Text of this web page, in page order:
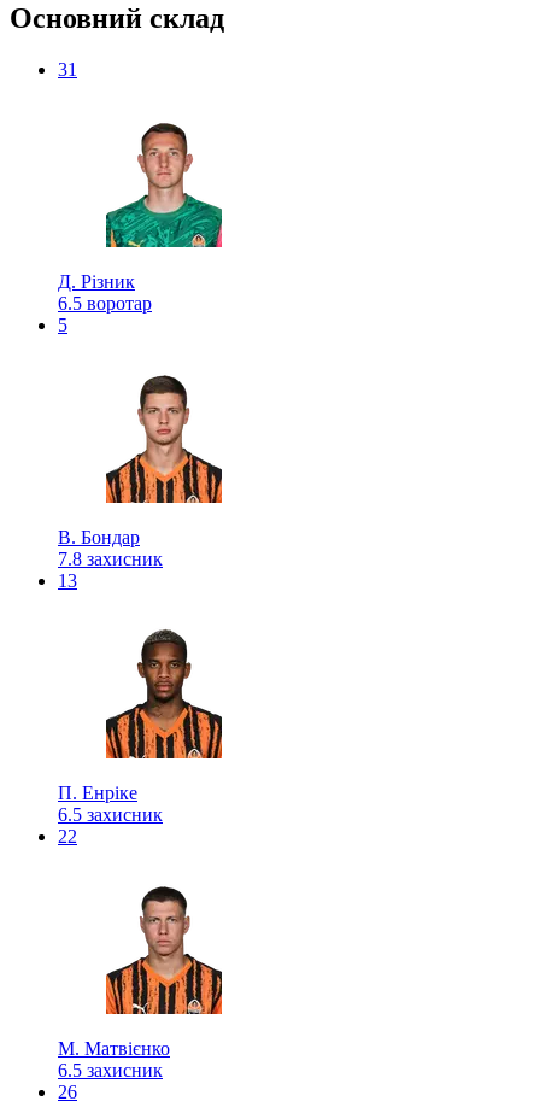
Основний склад
31
Д. Різник
6.5 воротар
5
В. Бондар
7.8 захисник
13
П. Енріке
6.5 захисник
22
М. Матвієнко
6.5 захисник
26